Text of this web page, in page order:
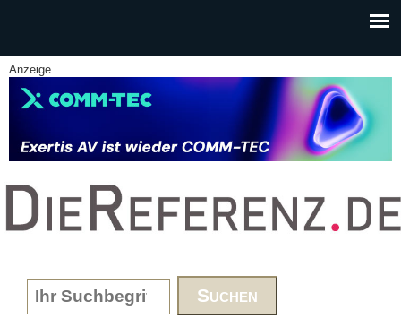
Anzeige
www.DieReferenz.de
Search form